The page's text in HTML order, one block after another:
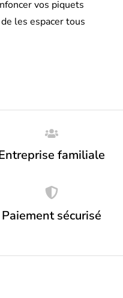
vos piquets
les espacer tous
familiale
Paiement sécurisé